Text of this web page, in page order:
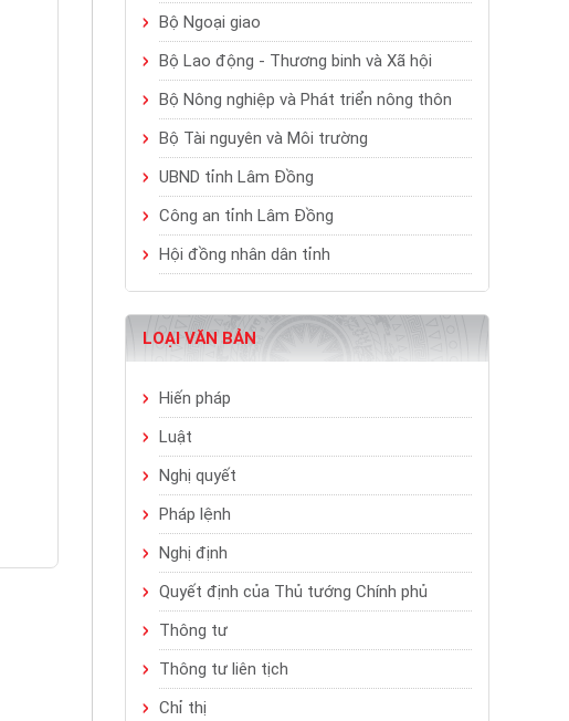
Bộ Ngoại giao
Bộ Lao động - Thương binh và Xã hội
Bộ Nông nghiệp và Phát triển nông thôn
Bộ Tài nguyên và Môi trường
UBND tỉnh Lâm Đồng
Công an tỉnh Lâm Đồng
Hội đồng nhân dân tỉnh
LOẠI VĂN BẢN
Hiến pháp
Luật
Nghị quyết
Pháp lệnh
Nghị định
Quyết định của Thủ tướng Chính phủ
Thông tư
Thông tư liên tịch
Chỉ thị